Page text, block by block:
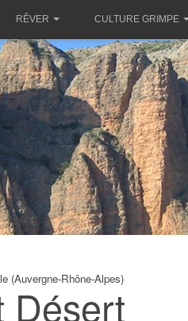
RÊVER CULTURE GRIMPE
(Auvergne-Rhône-Alpes)
Désert